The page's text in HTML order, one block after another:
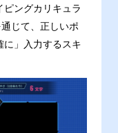
ピングカリキュラ
じて、正しいポ
に」入力するスキ